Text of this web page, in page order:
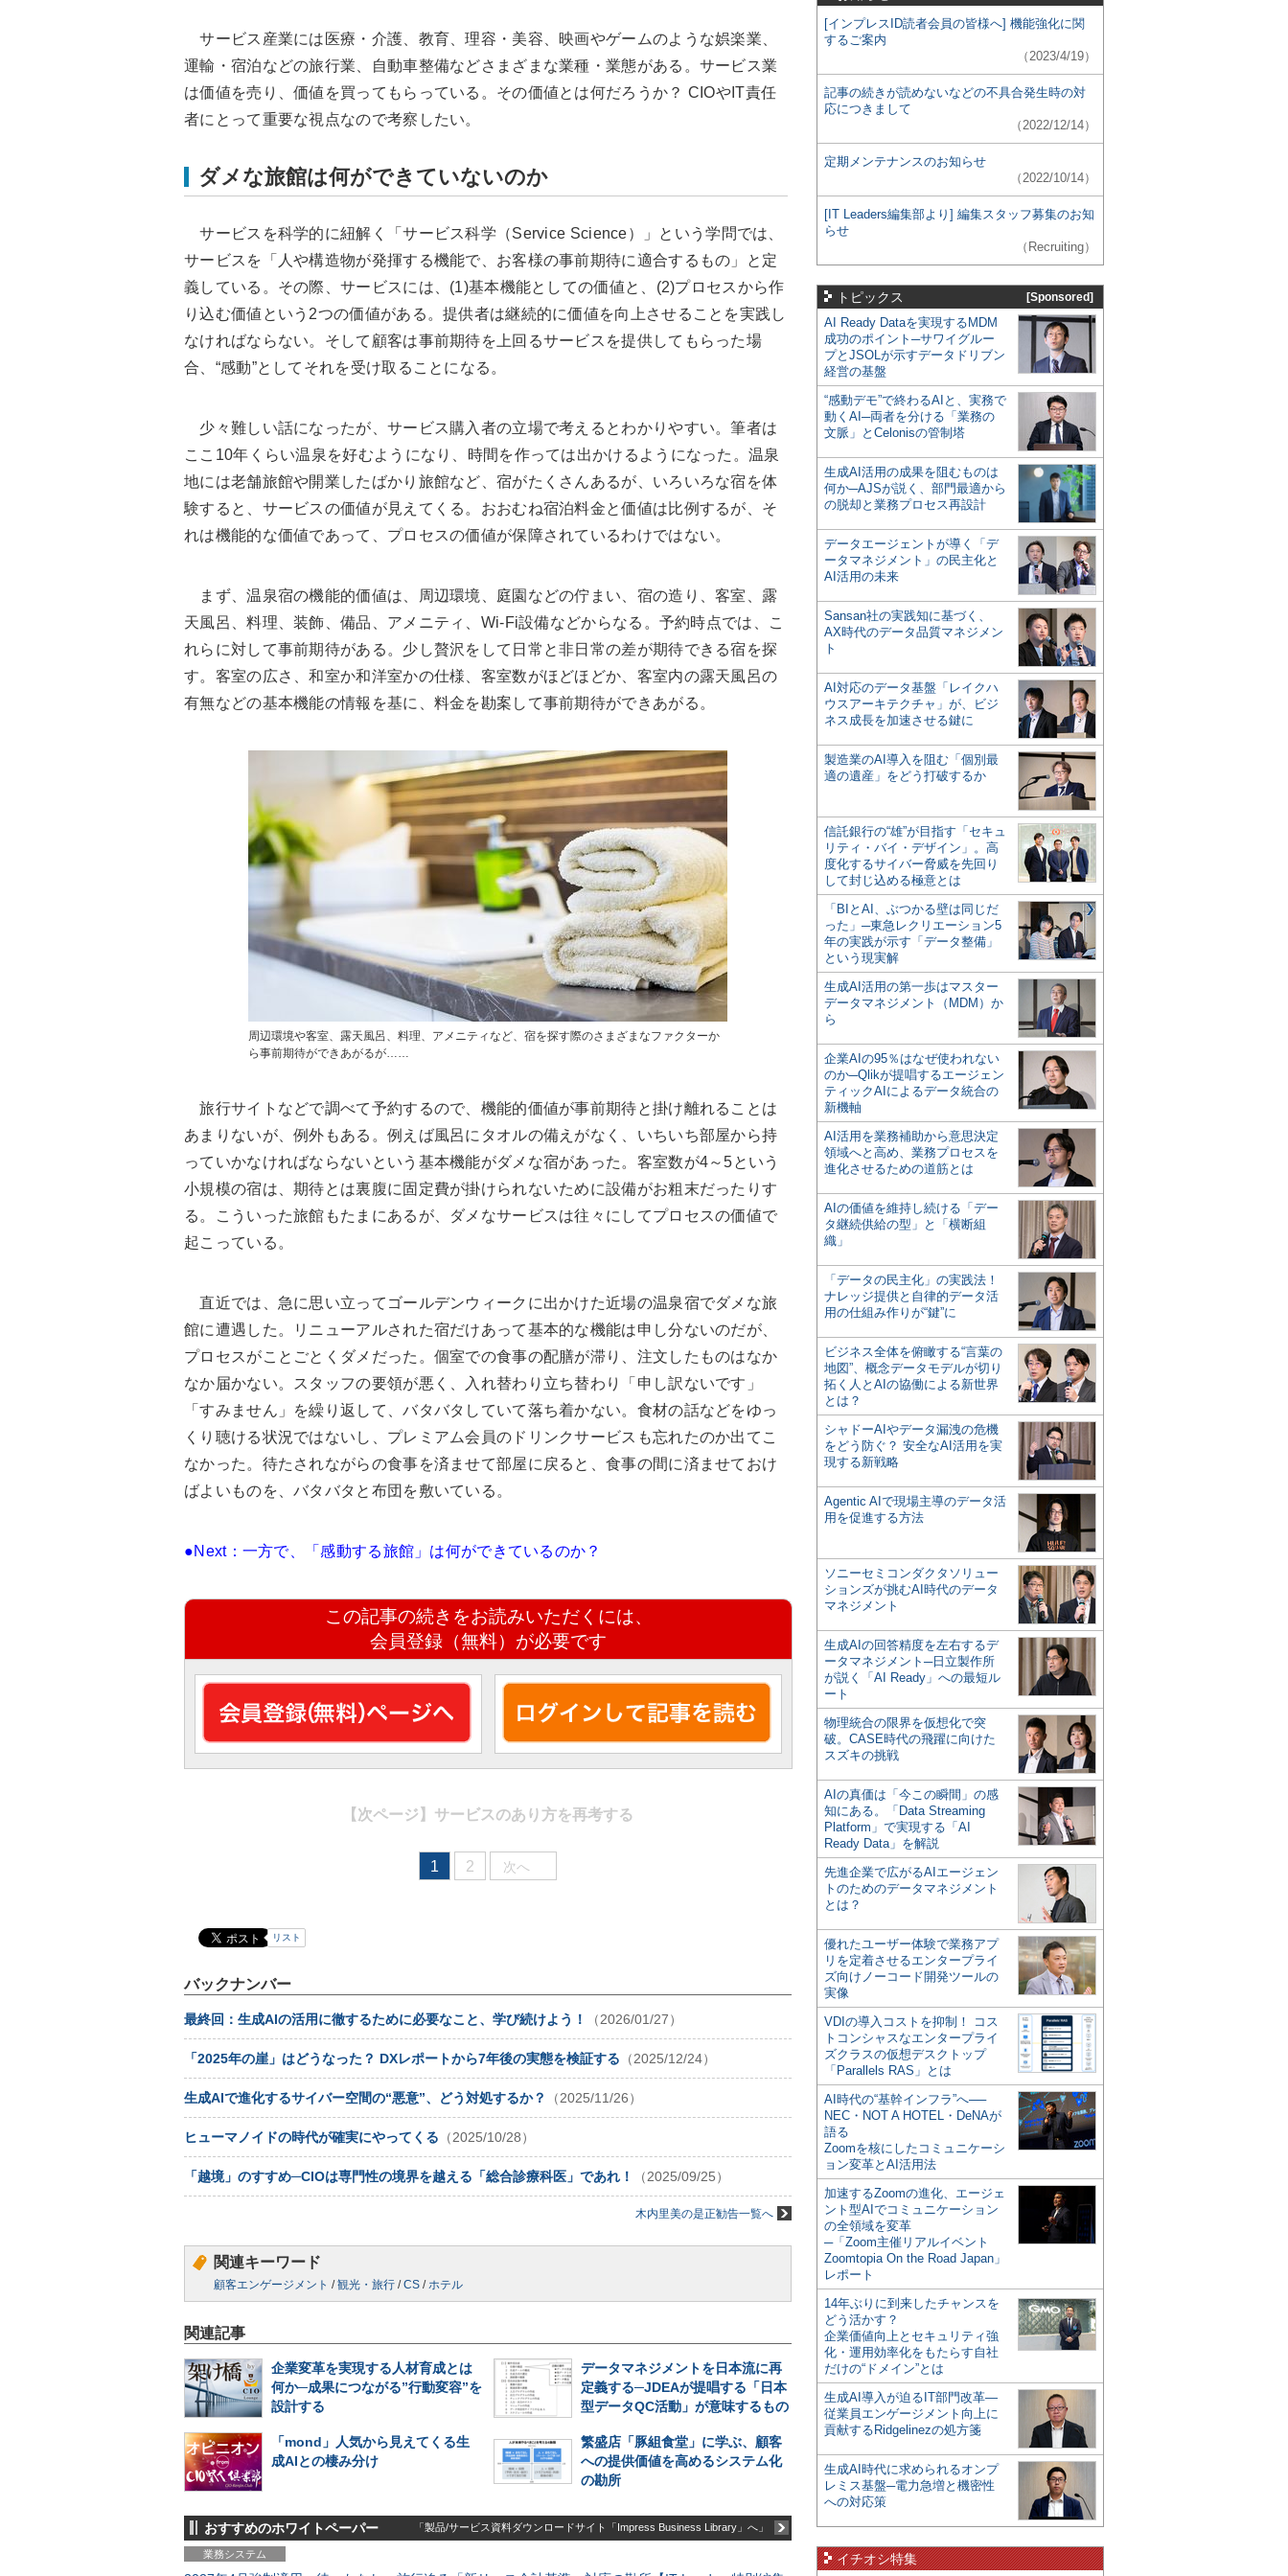
サービス産業には医療・介護、教育、理容・美容、映画やゲームのような娯楽業、
運輸・宿泊などの旅行業、自動車整備などさまざまな業種・業態がある。サービス業
は価値を売り、価値を買ってもらっている。その価値とは何だろうか？ CIOやIT責任
者にとって重要な視点なので考察したい。
ダメな旅館は何ができていないのか
サービスを科学的に紐解く「サービス科学（Service Science）」という学問では、
サービスを「人や構造物が発揮する機能で、お客様の事前期待に適合するもの」と定
義している。その際、サービスには、(1)基本機能としての価値と、(2)プロセスから作
り込む価値という2つの価値がある。提供者は継続的に価値を向上させることを実践し
なければならない。そして顧客は事前期待を上回るサービスを提供してもらった場
合、“感動”としてそれを受け取ることになる。
少々難しい話になったが、サービス購入者の立場で考えるとわかりやすい。筆者は
ここ10年くらい温泉を好むようになり、時間を作っては出かけるようになった。温泉
地には老舗旅館や開業したばかり旅館など、宿がたくさんあるが、いろいろな宿を体
験すると、サービスの価値が見えてくる。おおむね宿泊料金と価値は比例するが、そ
れは機能的な価値であって、プロセスの価値が保障されているわけではない。
まず、温泉宿の機能的価値は、周辺環境、庭園などの佇まい、宿の造り、客室、露
天風呂、料理、装飾、備品、アメニティ、Wi-Fi設備などからなる。予約時点では、こ
れらに対して事前期待がある。少し贅沢をして日常と非日常の差が期待できる宿を探
す。客室の広さ、和室か和洋室かの仕様、客室数がほどほどか、客室内の露天風呂の
有無などの基本機能の情報を基に、料金を勘案して事前期待ができあがる。
周辺環境や客室、露天風呂、料理、アメニティなど、宿を探す際のさまざまなファクターか
ら事前期待ができあがるが……
旅行サイトなどで調べて予約するので、機能的価値が事前期待と掛け離れることは
あまりないが、例外もある。例えば風呂にタオルの備えがなく、いちいち部屋から持
っていかなければならないという基本機能がダメな宿があった。客室数が4～5という
小規模の宿は、期待とは裏腹に固定費が掛けられないために設備がお粗末だったりす
る。こういった旅館もたまにあるが、ダメなサービスは往々にしてプロセスの価値で
起こっている。
直近では、急に思い立ってゴールデンウィークに出かけた近場の温泉宿でダメな旅
館に遭遇した。リニューアルされた宿だけあって基本的な機能は申し分ないのだが、
プロセスがことごとくダメだった。個室での食事の配膳が滞り、注文したものはなか
なか届かない。スタッフの要領が悪く、入れ替わり立ち替わり「申し訳ないです」
「すみません」を繰り返して、バタバタしていて落ち着かない。食材の話などをゆっ
くり聴ける状況ではないし、プレミアム会員のドリンクサービスも忘れたのか出てこ
なかった。待たされながらの食事を済ませて部屋に戻ると、食事の間に済ませておけ
ばよいものを、バタバタと布団を敷いている。
●Next：一方で、「感動する旅館」は何ができているのか？
この記事の続きをお読みいただくには、
会員登録（無料）が必要です
【次ページ】 サービスのあり方を再考する
1 2 次へ
リスト
バックナンバー
最終回：生成AIの活用に徹するために必要なこと、学び続けよう！ （2026/01/27）
「2025年の崖」はどうなった？ DXレポートから7年後の実態を検証する （2025/12/24）
生成AIで進化するサイバー空間の“悪意”、どう対処するか？ （2025/11/26）
ヒューマノイドの時代が確実にやってくる （2025/10/28）
「越境」のすすめ─CIOは専門性の境界を越える「総合診療科医」であれ！ （2025/09/25）
木内里美の是正勧告一覧へ
関連キーワード
顧客エンゲージメント /観光・旅行 /CS /ホテル
関連記事
企業変革を実現する人材育成とは
何か─成果につながる”行動変容”を
設計する
データマネジメントを日本流に再
定義する─JDEAが提唱する「日本
型データQC活動」が意味するもの
「mond」人気から見えてくる生
成AIとの棲み分け
繁盛店「豚組食堂」に学ぶ、顧客
への提供価値を高めるシステム化
の勘所
おすすめのホワイトペーパー 「製品/サービス資料ダウンロードサイト「Impress Business Library」へ」
業務システム
[インプレスID読者会員の皆様へ] 機能強化に関
するご案内
（2023/4/19）
記事の続きが読めないなどの不具合発生時の対
応につきまして
（2022/12/14）
定期メンテナンスのお知らせ
（2022/10/14）
[IT Leaders編集部より] 編集スタッフ募集のお知
らせ
（Recruiting）
トピックス [Sponsored]
AI Ready Dataを実現するMDM
成功のポイント─サワイグルー
プとJSOLが示すデータドリブン
経営の基盤
“感動デモ”で終わるAIと、実務で
動くAI─両者を分ける「業務の
文脈」とCelonisの管制塔
生成AI活用の成果を阻むものは
何か─AJSが説く、部門最適から
の脱却と業務プロセス再設計
データエージェントが導く「デ
ータマネジメント」の民主化と
AI活用の未来
Sansan社の実践知に基づく、
AX時代のデータ品質マネジメン
ト
AI対応のデータ基盤「レイクハ
ウスアーキテクチャ」が、ビジ
ネス成長を加速させる鍵に
製造業のAI導入を阻む「個別最
適の遺産」をどう打破するか
信託銀行の“雄”が目指す「セキュ
リティ・バイ・デザイン」。高
度化するサイバー脅威を先回り
して封じ込める極意とは
「BIとAI、ぶつかる壁は同じだ
った」─東急レクリエーション5
年の実践が示す「データ整備」
という現実解
生成AI活用の第一歩はマスター
データマネジメント（MDM）か
ら
企業AIの95％はなぜ使われない
のか─Qlikが提唱するエージェン
ティックAIによるデータ統合の
新機軸
AI活用を業務補助から意思決定
領域へと高め、業務プロセスを
進化させるための道筋とは
AIの価値を維持し続ける「デー
タ継続供給の型」と「横断組
織」
「データの民主化」の実践法！
ナレッジ提供と自律的データ活
用の仕組み作りが“鍵”に
ビジネス全体を俯瞰する“言葉の
地図”、概念データモデルが切り
拓く人とAIの協働による新世界
とは？
シャドーAIやデータ漏洩の危機
をどう防ぐ？ 安全なAI活用を実
現する新戦略
Agentic AIで現場主導のデータ活
用を促進する方法
ソニーセミコンダクタソリュー
ションズが挑むAI時代のデータ
マネジメント
生成AIの回答精度を左右するデ
ータマネジメント─日立製作所
が説く「AI Ready」への最短ル
ート
物理統合の限界を仮想化で突
破。CASE時代の飛躍に向けた
スズキの挑戦
AIの真価は「今この瞬間」の感
知にある。「Data Streaming
Platform」で実現する「AI
Ready Data」を解説
先進企業で広がるAIエージェン
トのためのデータマネジメント
とは？
優れたユーザー体験で業務アプ
リを定着させるエンタープライ
ズ向けノーコード開発ツールの
実像
VDIの導入コストを抑制！ コス
トコンシャスなエンタープライ
ズクラスの仮想デスクトップ
「Parallels RAS」とは
AI時代の“基幹インフラ”へ──
NEC・NOT A HOTEL・DeNAが
語る
Zoomを核にしたコミュニケーシ
ョン変革とAI活用法
加速するZoomの進化、エージェ
ント型AIでコミュニケーション
の全領域を変革
─「Zoom主催リアルイベント
Zoomtopia On the Road Japan」
レポート
14年ぶりに到来したチャンスを
どう活かす？
企業価値向上とセキュリティ強
化・運用効率化をもたらす自社
だけの“ドメイン”とは
生成AI導入が迫るIT部門改革―
従業員エンゲージメント向上に
貢献するRidgelinezの処方箋
生成AI時代に求められるオンプ
レミス基盤─電力急増と機密性
への対応策
イチオシ特集